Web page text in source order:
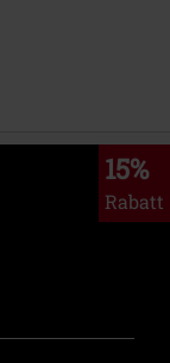
15%
Rabatt